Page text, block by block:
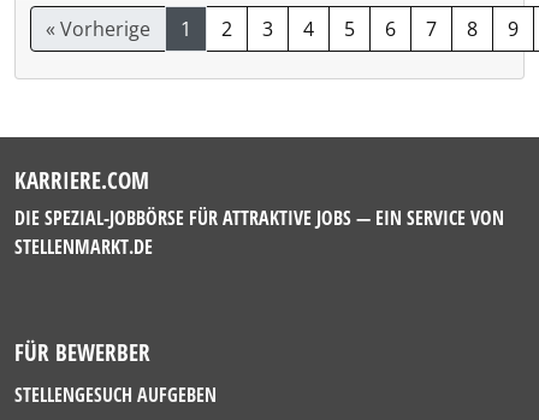
« Vorherige 1 2 3 4 5 6 7 8 9
KARRIERE.COM
DIE SPEZIAL-JOBBÖRSE FÜR ATTRAKTIVE JOBS — EIN SERVICE VON
STELLENMARKT.DE
FÜR BEWERBER
STELLENGESUCH AUFGEBEN